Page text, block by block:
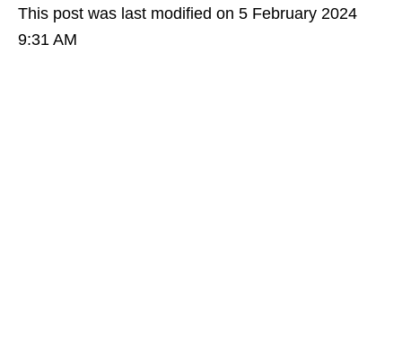
This post was last modified on 5 February 2024
9:31 AM